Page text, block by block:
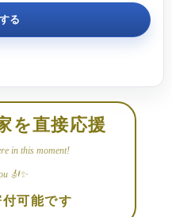
を直接応援
in this moment!
🎻✨
可能です